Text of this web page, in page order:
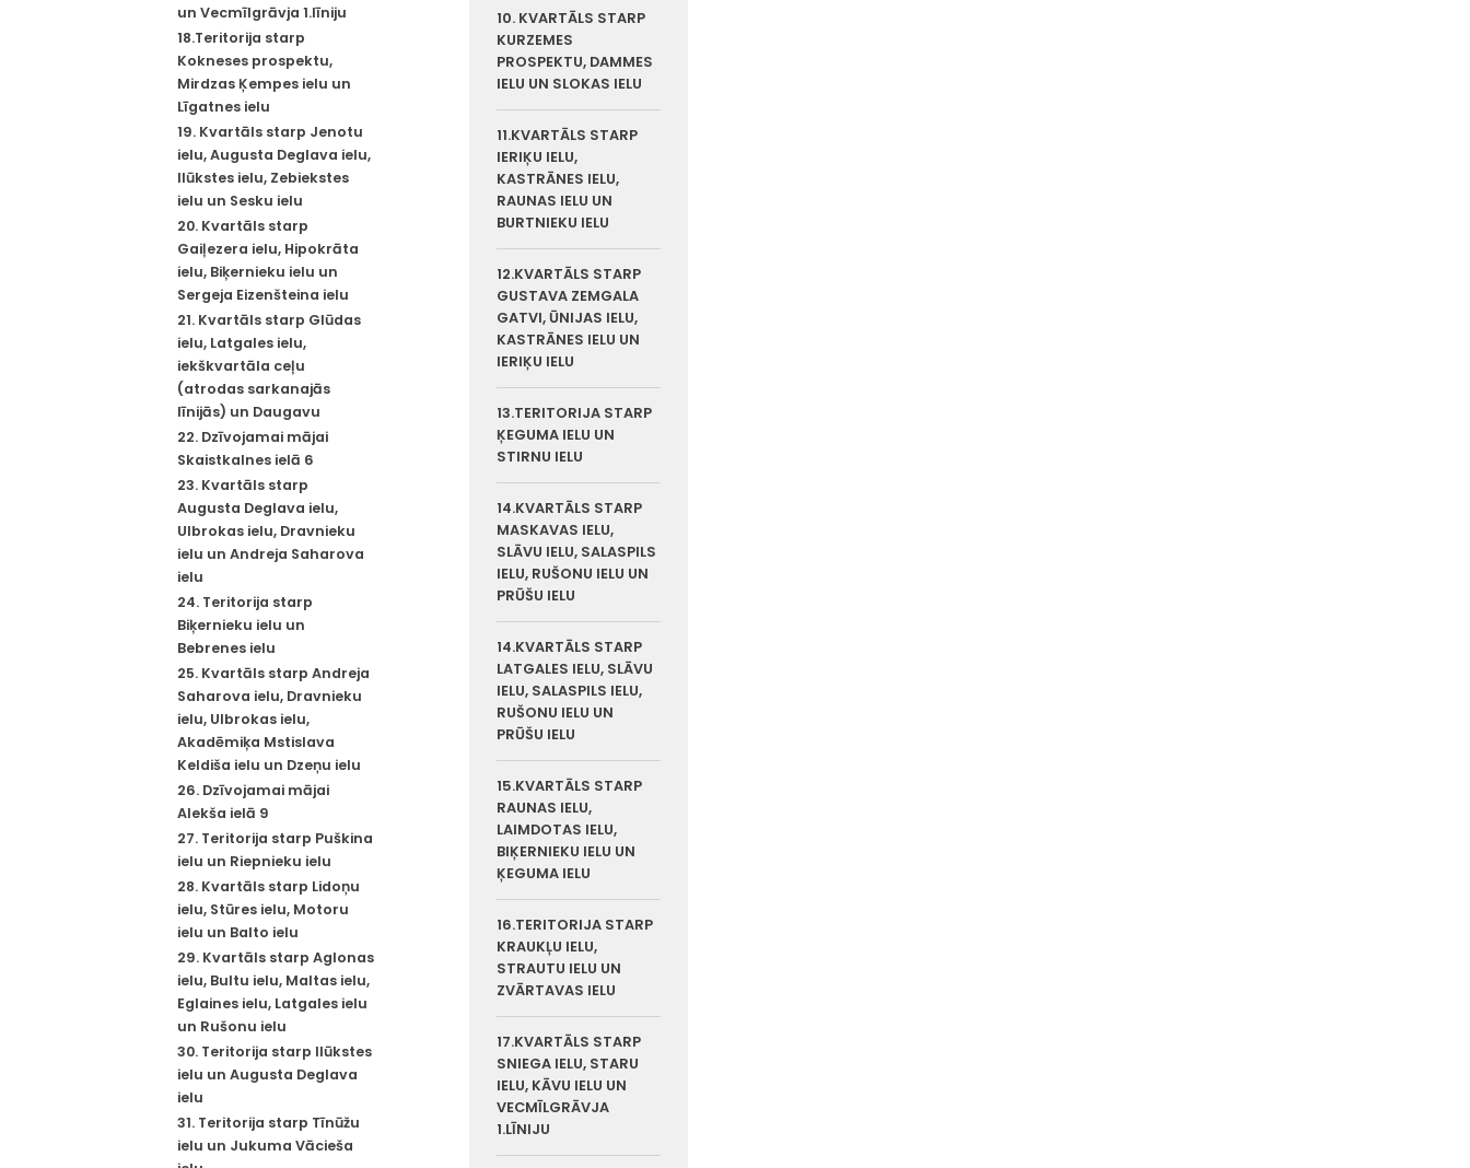
10. KVARTĀLS STARP
KURZEMES
PROSPEKTU, DAMMES
IELU UN SLOKAS IELU
11.KVARTĀLS STARP
IERIĶU IELU,
KASTRĀNES IELU,
RAUNAS IELU UN
BURTNIEKU IELU
12.KVARTĀLS STARP
GUSTAVA ZEMGALA
GATVI, ŪNIJAS IELU,
KASTRĀNES IELU UN
IERIĶU IELU
13.TERITORIJA STARP
ĶEGUMA IELU UN
STIRNU IELU
14.KVARTĀLS STARP
MASKAVAS IELU,
SLĀVU IELU, SALASPILS
IELU, RUŠONU IELU UN
PRŪŠU IELU
14.KVARTĀLS STARP
LATGALES IELU, SLĀVU
IELU, SALASPILS IELU,
RUŠONU IELU UN
PRŪŠU IELU
15.KVARTĀLS STARP
RAUNAS IELU,
LAIMDOTAS IELU,
BIĶERNIEKU IELU UN
ĶEGUMA IELU
16.TERITORIJA STARP
KRAUKĻU IELU,
STRAUTU IELU UN
ZVĀRTAVAS IELU
17.KVARTĀLS STARP
SNIEGA IELU, STARU
IELU, KĀVU IELU UN
VECMĪLGRĀVJA
1.LĪNIJU
un Vecmīlgrāvja 1.līniju
18.Teritorija starp
Kokneses prospektu,
Mirdzas Ķempes ielu un
Līgatnes ielu
19. Kvartāls starp Jenotu
ielu, Augusta Deglava ielu,
Ilūkstes ielu, Zebiekstes
ielu un Sesku ielu
20. Kvartāls starp
Gaiļezera ielu, Hipokrāta
ielu, Biķernieku ielu un
Sergeja Eizenšteina ielu
21. Kvartāls starp Glūdas
ielu, Latgales ielu,
iekškvartāla ceļu
(atrodas sarkanajās
līnijās) un Daugavu
22. Dzīvojamai mājai
Skaistkalnes ielā 6
23. Kvartāls starp
Augusta Deglava ielu,
Ulbrokas ielu, Dravnieku
ielu un Andreja Saharova
ielu
24. Teritorija starp
Biķernieku ielu un
Bebrenes ielu
25. Kvartāls starp Andreja
Saharova ielu, Dravnieku
ielu, Ulbrokas ielu,
Akadēmiķa Mstislava
Keldiša ielu un Dzeņu ielu
26. Dzīvojamai mājai
Alekša ielā 9
27. Teritorija starp Puškina
ielu un Riepnieku ielu
28. Kvartāls starp Lidoņu
ielu, Stūres ielu, Motoru
ielu un Balto ielu
29. Kvartāls starp Aglonas
ielu, Bultu ielu, Maltas ielu,
Eglaines ielu, Latgales ielu
un Rušonu ielu
30. Teritorija starp Ilūkstes
ielu un Augusta Deglava
ielu
31. Teritorija starp Tīnūžu
ielu un Jukuma Vācieša